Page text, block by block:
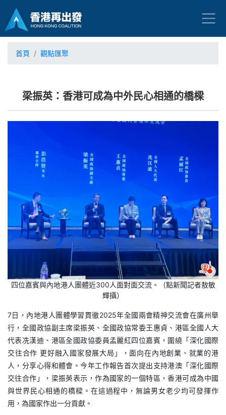
首頁 觀點匯聚
梁振英：香港可成為中外民心相通的橋樑
四位嘉賓與內地港人團體近300人面對面交流。（點新聞記者敖敏
輝攝）
7日，內地港人團體學習貫徹2025年全國兩會精神交流會在廣州舉
行，全國政協副主席梁振英、全國政協常委王惠貞、港區全國人大
代表冼漢迪、港區全國政協委員孟麗紅四位嘉賓，圍繞「深化國際
交往合作 更好融入國家發展大局」，面向在內地創業、就業的港
人，分享心得和體會。今年工作報告首次提出支持港澳「深化國際
交往合作」，梁振英表示，作為國家的一個特區，香港可成為中國
與世界民心相通的橋樑。在這過程中，無論男女老少均可發揮作
用，為國家作出一分貢獻。